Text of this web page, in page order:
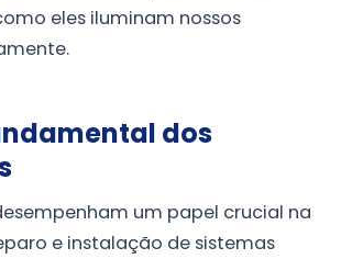
eles iluminam nossos
dos
um papel crucial na
e instalação de sistemas